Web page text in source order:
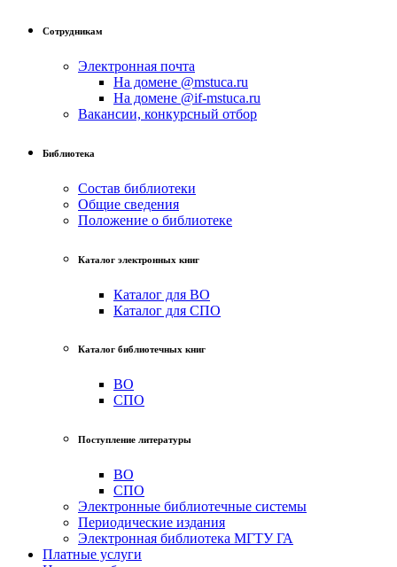
Сотрудникам
Электронная почта
На домене @mstuca.ru
На домене @if-mstuca.ru
Вакансии, конкурсный отбор
Библиотека
Состав библиотеки
Общие сведения
Положение о библиотеке
Каталог электронных книг
Каталог для ВО
Каталог для СПО
Каталог библиотечных книг
ВО
СПО
Поступление литературы
ВО
СПО
Электронные библиотечные системы
Периодические издания
Электронная библиотека МГТУ ГА
Платные услуги